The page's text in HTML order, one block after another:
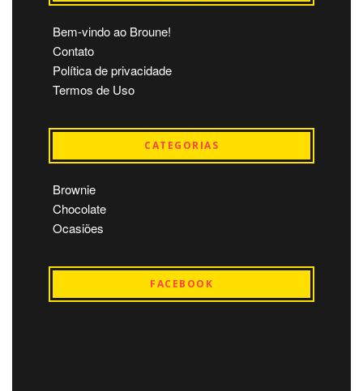
Bem-vindo ao Broune!
Contato
Política de privacidade
Termos de Uso
CATEGORIAS
Brownie
Chocolate
Ocasiões
FACEBOOK